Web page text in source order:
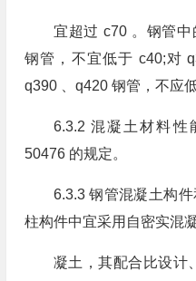
宜超过 c70 。钢管
钢管，不宜低于 c40;对
q390 、q420 钢管，不应
6.3.2 混凝土材料性
50476 的规定。
6.3.3 钢管混凝土构
柱构件中宜采用自密实混
凝土，其配合比设计